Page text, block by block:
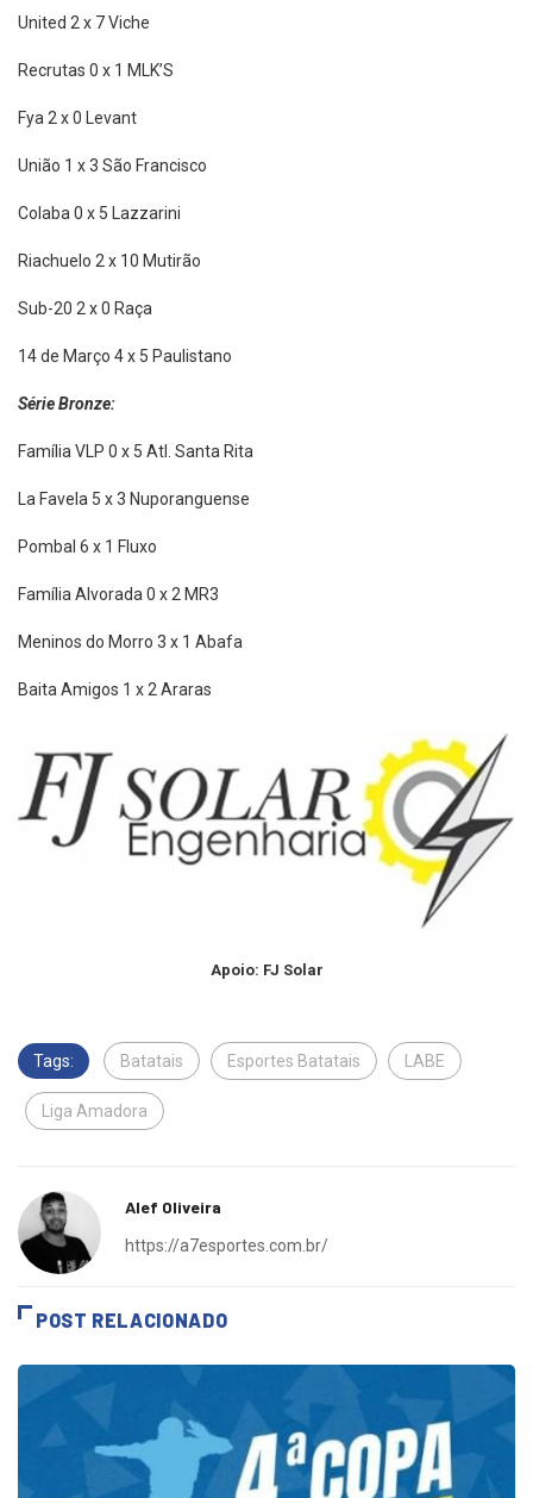
United 2 x 7 Viche
Recrutas 0 x 1 MLK’S
Fya 2 x 0 Levant
União 1 x 3 São Francisco
Colaba 0 x 5 Lazzarini
Riachuelo 2 x 10 Mutirão
Sub-20 2 x 0 Raça
14 de Março 4 x 5 Paulistano
Série Bronze:
Família VLP 0 x 5 Atl. Santa Rita
La Favela 5 x 3 Nuporanguense
Pombal 6 x 1 Fluxo
Família Alvorada 0 x 2 MR3
Meninos do Morro 3 x 1 Abafa
Baita Amigos 1 x 2 Araras
Apoio: FJ Solar
Tags: Batatais Esportes Batatais LABE
Liga Amadora
Alef Oliveira
https://a7esportes.com.br/
POST RELACIONADO